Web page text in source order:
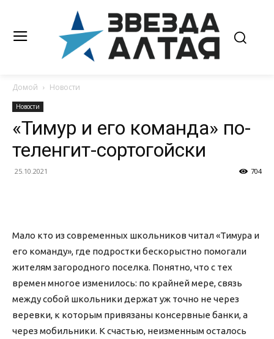
Домой Новости
Новости
«Тимур и его команда» по-
теленгит-сортогойски
25.10.2021 704
Мало кто из современных школьников читал «Тимура и
его команду», где подростки бескорыстно помогали
жителям загородного поселка. Понятно, что с тех
времен многое изменилось: по крайней мере, связь
между собой школьники держат уж точно не через
веревки, к которым привязаны консервные банки, а
через мобильники. К счастью, неизменным осталось